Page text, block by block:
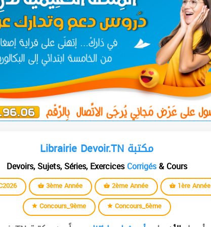
Librairie Devoir.TN مكتبة
Devoirs, Sujets, Séries, ExercicesCorrigés& Cours
3ème Année 2ème Année
1ère Année
Concours_9ème
Concours_6ème